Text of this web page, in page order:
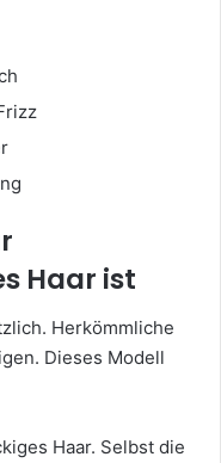
Haar ist
Herkömmliche
Dieses Modell
Haar. Selbst die